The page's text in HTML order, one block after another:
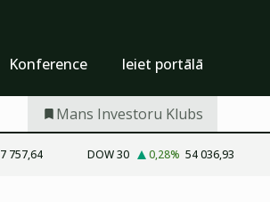
Konference Ieiet portālā
Mans Investoru Klubs
7 757,64 DOW 30 0,28% 54 036,93